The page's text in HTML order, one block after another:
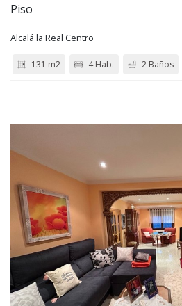
Piso
Alcalá la Real Centro
131 m2 4 Hab. 2 Baños